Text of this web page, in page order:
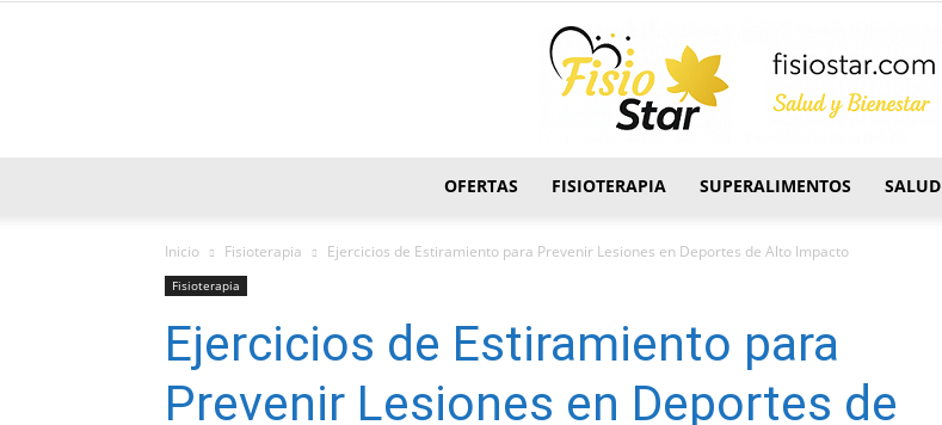
OFERTAS FISIOTERAPIA SUPERALIMENTOS SALUD
Inicio Fisioterapia Ejercicios de Estiramiento para Prevenir Lesiones en Deportes de Alto Impacto
Fisioterapia
Ejercicios de Estiramiento para
Prevenir Lesiones en Deportes de